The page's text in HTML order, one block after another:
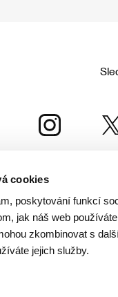
cookies
poskytování funkcí
jak náš web
zkombinovat s
jejich služby.
součástí rodiny KVIFF